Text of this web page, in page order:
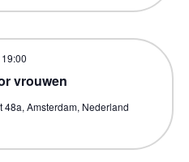
vrouwen
19:00
48a, Amsterdam, Nederland